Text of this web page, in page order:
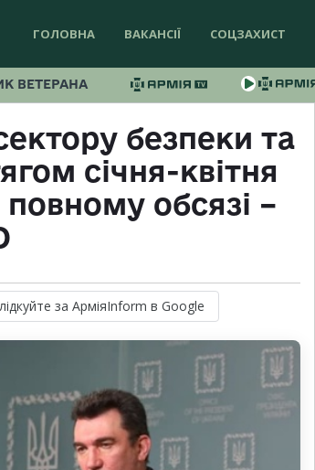
ГОЛОВНА ВАКАНСІЇ СОЦЗАХИСТ
ВЕТЕРАНА
безпеки та
січня-квітня
обсязі –
за АрміяInform в Google